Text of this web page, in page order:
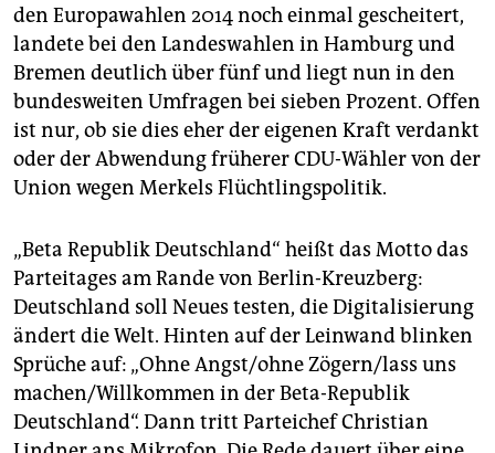
den Europawahlen 2014 noch einmal gescheitert,
landete bei den Landeswahlen in Hamburg und
Bremen deutlich über fünf und liegt nun in den
bundesweiten Umfragen bei sieben Prozent. Offen
ist nur, ob sie dies eher der eigenen Kraft verdankt
oder der Abwendung früherer CDU-Wähler von der
Union wegen Merkels Flüchtlingspolitik.
„Beta Republik Deutschland“ heißt das Motto das
Parteitages am Rande von Berlin-Kreuzberg:
Deutschland soll Neues testen, die Digitalisierung
ändert die Welt. Hinten auf der Leinwand blinken
Sprüche auf: „Ohne Angst/ohne Zögern/lass uns
machen/Willkommen in der Beta-Republik
Deutschland“. Dann tritt Parteichef Christian